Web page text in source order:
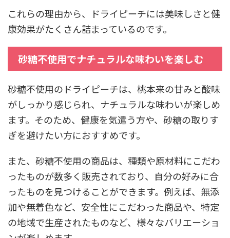
これらの理由から、ドライピーチには美味しさと健
康効果がたくさん詰まっているのです。
砂糖不使用でナチュラルな味わいを楽しむ
砂糖不使用のドライピーチは、桃本来の甘みと酸味
がしっかり感じられ、ナチュラルな味わいが楽しめ
ます。そのため、健康を気遣う方や、砂糖の取りす
ぎを避けたい方におすすめです。
また、砂糖不使用の商品は、種類や原材料にこだわ
ったものが数多く販売されており、自分の好みに合
ったものを見つけることができます。例えば、無添
加や無着色など、安全性にこだわった商品や、特定
の地域で生産されたものなど、様々なバリエーショ